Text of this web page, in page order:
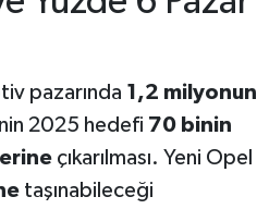
pazarında 1,2 milyonun
2025 hedefi 70 binin
çıkarılması. Yeni Opel
taşınabileceği